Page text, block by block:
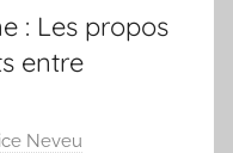
: Les propos
entre
Neveu